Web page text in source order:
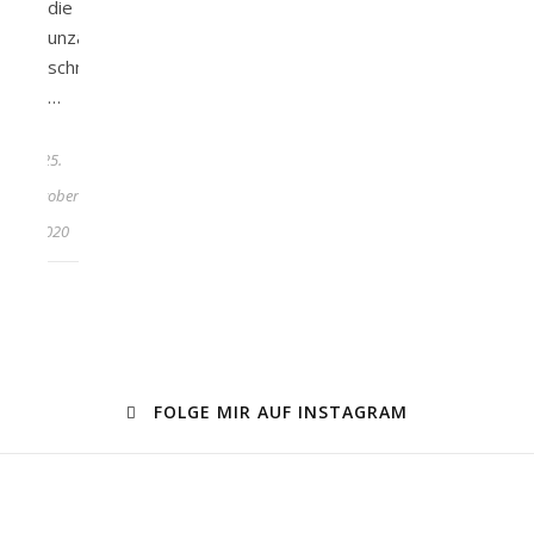
die
unzähligen
schneeweißen,
…
25.
Oktober
2020
FOLGE MIR AUF INSTAGRAM